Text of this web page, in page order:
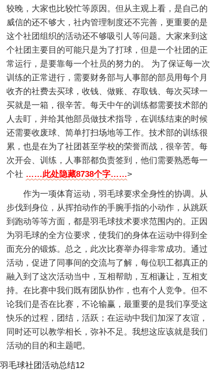
较晚，大家也比较忙等原因。但从主观上看，是自己的
威信的还不够大，社内管理制度还不完善，更重要的是
这个社团组织的活动还不够吸引人等问题。大家来到这
个社团主要目的可能只是为了打球，但是一个社团的正
常运行，是要靠每一个社员的努力的。 为了保证每一次
训练的正常进行，需要财务部与人事部的部员用每个月
收齐的社费去买球，收钱、做账、存取钱、每次买球一
买就是一箱，很辛苦。每天中午的训练都需要技术部的
人去盯，并给其他部员做技术指导，在训练结束的时候
还需要收废球、简单打扫场地等工作。技术部的训练很
累，也是在为了社团甚至学校的荣誉而战，很辛苦。每
次开会、训练，人事部都负责签到，他们需要熟悉每一
个社 ……此处隐藏8738个字……>
作为一项体育运动，羽毛球要求全身性的协调。从
步伐到身位，从挥拍动作的手腕手指的小动作，从跳跃
到跑动等等方面，都是羽毛球技术要求范围内的。正因
为羽毛球的全方位要求，使我们的身体在运动中得到全
面充分的锻炼。总之，此次比赛举办得非常成功。通过
活动，促进了同事间的交流与了解，每位职工都真正的
融入到了这次活动当中，互相帮助，互相谦让，互相支
持。在比赛中我们既有团队协作，也有个人竞争。但不
论我们是否在比赛，不论输赢，最重要的是我们享受这
快乐的过程，团结，活跃；在运动中我们加深了友谊，
同时还可以教学相长，弥补不足。我想这应该就是我们
活动的目的和主题吧。
羽毛球社团活动总结12